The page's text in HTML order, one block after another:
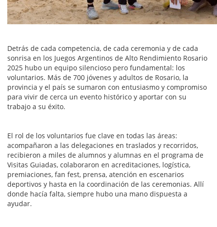
Detrás de cada competencia, de cada ceremonia y de cada
sonrisa en los Juegos Argentinos de Alto Rendimiento Rosario
2025 hubo un equipo silencioso pero fundamental: los
voluntarios. Más de 700 jóvenes y adultos de Rosario, la
provincia y el país se sumaron con entusiasmo y compromiso
para vivir de cerca un evento histórico y aportar con su
trabajo a su éxito.
El rol de los voluntarios fue clave en todas las áreas:
acompañaron a las delegaciones en traslados y recorridos,
recibieron a miles de alumnos y alumnas en el programa de
Visitas Guiadas, colaboraron en acreditaciones, logística,
premiaciones, fan fest, prensa, atención en escenarios
deportivos y hasta en la coordinación de las ceremonias. Allí
donde hacía falta, siempre hubo una mano dispuesta a
ayudar.